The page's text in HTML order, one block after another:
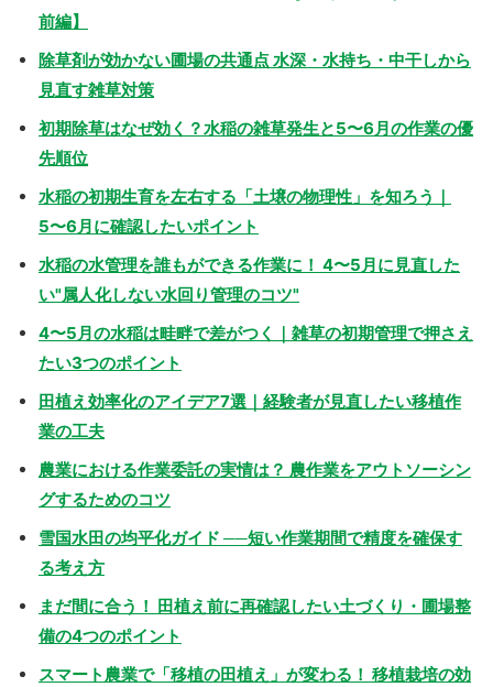
前編】
除草剤が効かない圃場の共通点 水深・水持ち・中干しから
見直す雑草対策
初期除草はなぜ効く？水稲の雑草発生と5〜6月の作業の優
先順位
水稲の初期生育を左右する「土壌の物理性」を知ろう｜
5〜6月に確認したいポイント
水稲の水管理を誰もができる作業に！ 4〜5月に見直した
い"属人化しない水回り管理のコツ"
4〜5月の水稲は畦畔で差がつく｜雑草の初期管理で押さえ
たい3つのポイント
田植え効率化のアイデア7選｜経験者が見直したい移植作
業の工夫
農業における作業委託の実情は？ 農作業をアウトソーシン
グするためのコツ
雪国水田の均平化ガイド ──短い作業期間で精度を確保す
る考え方
まだ間に合う！ 田植え前に再確認したい土づくり・圃場整
備の4つのポイント
スマート農業で「移植の田植え」が変わる！ 移植栽培の効